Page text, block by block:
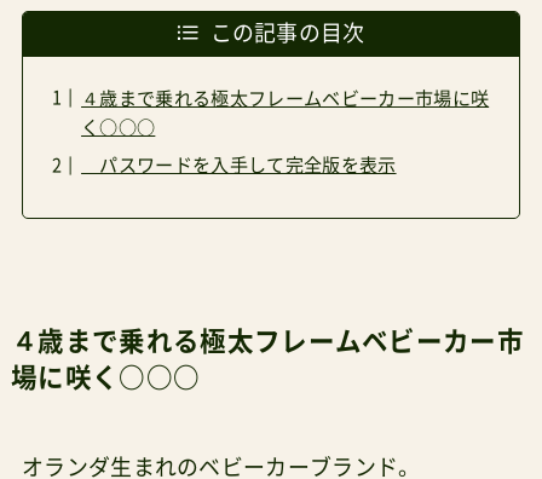
この記事の目次
４歳まで乗れる極太フレームベビーカー市場に咲
く○○○
パスワードを入手して完全版を表示
４歳まで乗れる極太フレームベビーカー市
場に咲く○○○
オランダ生まれのベビーカーブランド。